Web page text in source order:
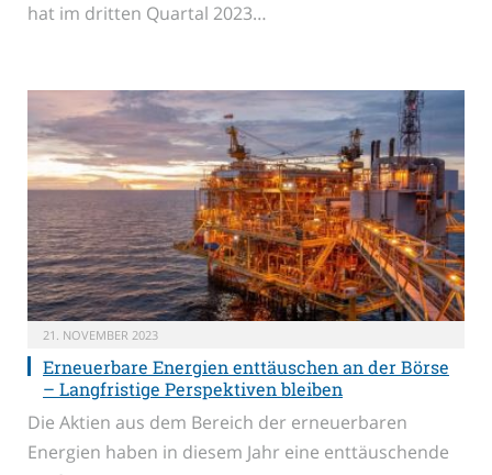
hat im dritten Quartal 2023…
21. NOVEMBER 2023
Erneuerbare Energien enttäuschen an der Börse
– Langfristige Perspektiven bleiben
Die Aktien aus dem Bereich der erneuerbaren
Energien haben in diesem Jahr eine enttäuschende